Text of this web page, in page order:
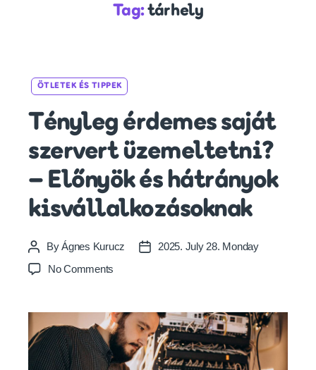
Tag: tárhely
ÖTLETEK ÉS TIPPEK
Tényleg érdemes saját
szervert üzemeltetni?
– Előnyök és hátrányok
kisvállalkozásoknak
Post
author
ByÁgnes Kurucz
Post2025. July 28. Monday
No Comments
saját
szervert
üzemeltetni?
–